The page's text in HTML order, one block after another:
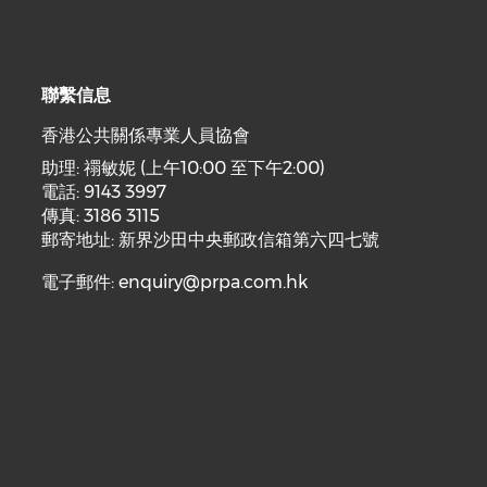
聯繫信息
香港公共關係專業人員協會
助理: 禤敏妮 (上午10:00 至下午2:00)
電話: 9143 3997
傳真: 3186 3115
郵寄地址: 新界沙田中央郵政信箱第六四七號
電子郵件:enquiry@prpa.com.hk